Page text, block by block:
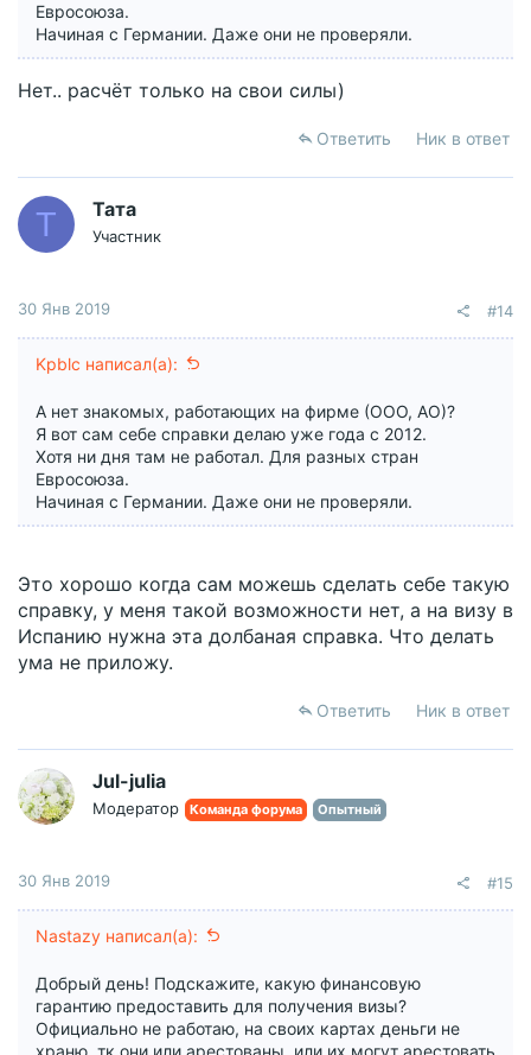
Евросоюза.
Начиная с Германии. Даже они не проверяли.
Нет.. расчёт только на свои силы)
Ответить Ник в ответ
Т Тата
Участник
30 Янв 2019 #14
Kpblc написал(а):
А нет знакомых, работающих на фирме (ООО, АО)?
Я вот сам себе справки делаю уже года с 2012.
Хотя ни дня там не работал. Для разных стран
Евросоюза.
Начиная с Германии. Даже они не проверяли.
Это хорошо когда сам можешь сделать себе такую
справку, у меня такой возможности нет, а на визу в
Испанию нужна эта долбаная справка. Что делать
ума не приложу.
Ответить Ник в ответ
Jul-julia
Модератор Команда форума Опытный
30 Янв 2019 #15
Nastazy написал(а):
Добрый день! Подскажите, какую финансовую
гарантию предоставить для получения визы?
Официально не работаю, на своих картах деньги не
храню, тк они или арестованы, или их могут арестовать